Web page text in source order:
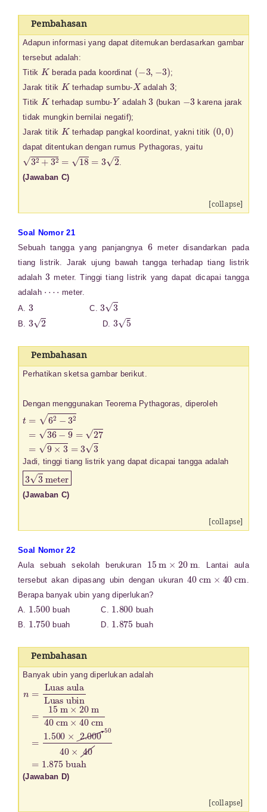
Pembahasan
Adapun informasi yang dapat ditemukan berdasarkan gambar
tersebut adalah:
Titik
K
berada pada koordinat
( 3, )
;
Jarak titik
K
terhadap sumbu-
X
adalah
3
;
Titik
K
terhadap sumbu-
Y
adalah
3
(bukan
3
karena jarak
tidak mungkin bernilai negatif);
Jarak titik
K
terhadap pangkal koordinat, yakni titik
(0 0)
dapat ditentukan dengan rumus Pythagoras, yaitu
2+32=18 32
.
(Jawaban C)
[collapse]
Soal Nomor 21
Sebuah tangga yang panjangnya
6
meter disandarkan pada
tiang listrik. Jarak ujung bawah tangga terhadap tiang listrik
adalah
3
meter. Tinggi tiang listrik yang dapat dicapai tangga
adalah
meter.
A.
3
C.
3 3
B.
3
D.
3
Pembahasan
Perhatikan sketsa gambar berikut.
Dengan menggunakan Teorema Pythagoras, diperoleh
−32=36 27=
Jadi, tinggi tiang listrik yang dapat dicapai tangga adalah
33 meter
(Jawaban C)
[collapse]
Soal Nomor 22
Aula sebuah sekolah berukuran
15 20
. Lantai aula
tersebut akan dipasang ubin dengan ukuran
40 40
.
Berapa banyak ubin yang diperlukan?
A.
1.500
buah C.
1.800
buah
B.
1.750
buah D.
1.875
buah
Pembahasan
Banyak ubin yang diperlukan adalah
=Luas aula
Luas ubin =15 m ×20 m40
(Jawaban D)
[collapse]